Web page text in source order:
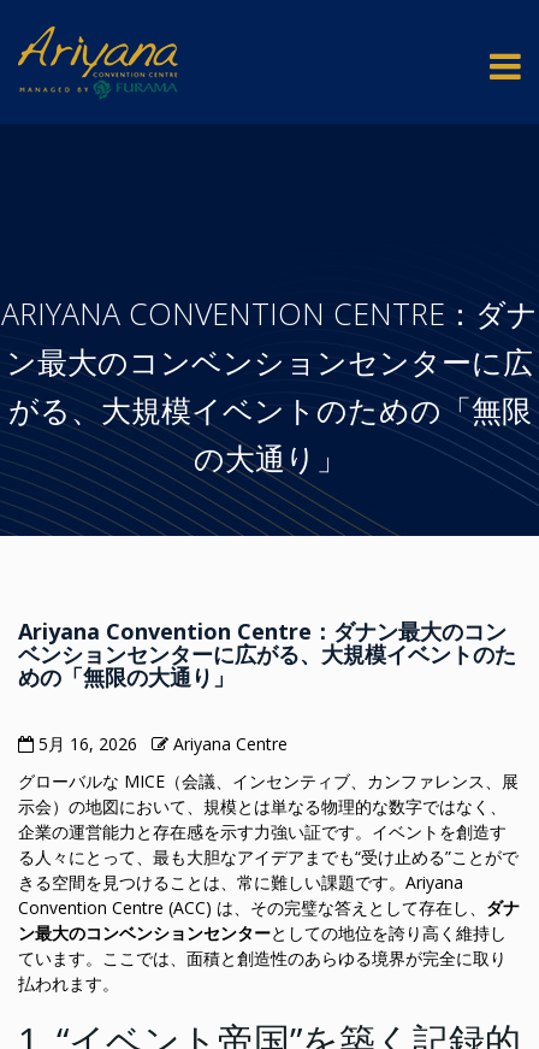
ARIYANA CONVENTION CENTRE：ダナ
ン最大のコンベンションセンターに広
がる、大規模イベントのための「無限
の大通り」
Ariyana Convention Centre：ダナン最大のコン
ベンションセンターに広がる、大規模イベントのた
めの「無限の大通り」
5月 16, 2026
Ariyana Centre
グローバルな MICE（会議、インセンティブ、カンファレンス、展
示会）の地図において、規模とは単なる物理的な数字ではなく、
企業の運営能力と存在感を示す力強い証です。イベントを創造す
る人々にとって、最も大胆なアイデアまでも“受け止める”ことがで
きる空間を見つけることは、常に難しい課題です。Ariyana
Convention Centre (ACC) は、その完璧な答えとして存在し、 ダナ
ン最大のコンベンションセンターとしての地位を誇り高く維持し
ています。ここでは、面積と創造性のあらゆる境界が完全に取り
払われます。